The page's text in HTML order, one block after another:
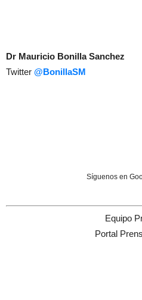
Dr Mauricio Bonilla Sanchez
Twitter @BonillaSM
Síguenos en
Equipo
Portal